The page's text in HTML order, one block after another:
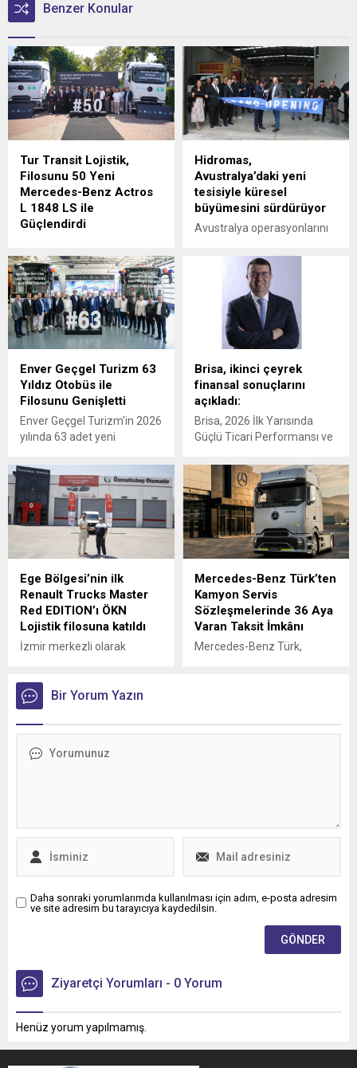
Benzer Konular
Tur Transit Lojistik,
Filosunu 50 Yeni
Mercedes-Benz Actros
L 1848 LS ile
Güçlendirdi
yılından bu yana uluslararası
lojistik alanında faaliyet
gösteren Tur Transit
Lojistik’e 50 adet Mercedes-
Benz Actros L 1848 LS
teslimatı gerçekleştirdi.
Hidromas,
Avustralya’daki yeni
tesisiyle küresel
büyümesini sürdürüyor
Avustralya operasyonlarını
Epping'deki yeni tesisinin
açılışıyla güçlendiren
Hidromas, küresel çapta
genişlemeye devam ediyor.
Enver Geçgel Turizm 63
Yıldız Otobüs ile
Filosunu Genişletti
Enver Geçgel Turizm’in 2026
yılında 63 adet yeni
yatırımı ile, şirketin
filosundaki Mercedes-Benz
araçların oranı yüzde 83’e
ulaştı.
Brisa, ikinci çeyrek
finansal sonuçlarını
açıkladı:
Brisa, 2026 İlk Yarısında
Güçlü Ticari Performansı ve
Finansal Görünümünü
Güçlendirdi
Ege Bölgesi’nin ilk
Renault Trucks Master
Red EDITION’ı ÖKN
Lojistik filosuna katıldı
İzmir merkezli olarak
yürüten ÖKN Lojistik, Ege
Bölgesi'nin ilk Renault
Trucks Master Red EDITION
Mercedes-Benz Türk’ten
Kamyon Servis
Sözleşmelerinde 36 Aya
Varan Taksit İmkânı
Mercedes-Benz Türk,
imkânıyla bakım ve servis
Bir Yorum Yazın
Daha sonraki yorumlarımda kullanılması için adım, e-posta adresim
ve site adresim bu tarayıcıya kaydedilsin.
Ziyaretçi Yorumları - 0 Yorum
Henüz yorum yapılmamış.